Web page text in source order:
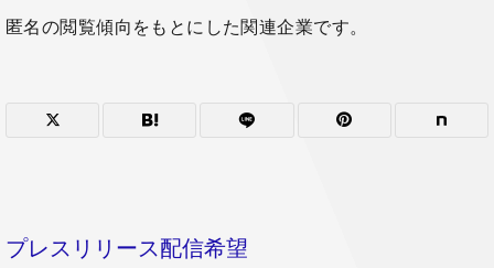
匿名の閲覧傾向をもとにした関連企業です。
プレスリリース配信希望